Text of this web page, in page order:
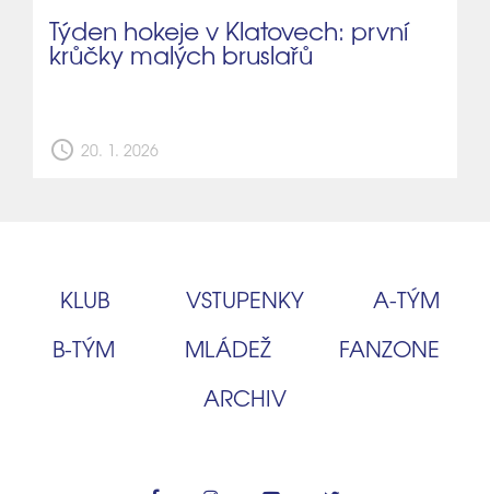
Týden hokeje v Klatovech: první
krůčky malých bruslařů
schedule 20. 1. 2026
KLUB VSTUPENKY
A‑TÝM
B‑TÝM
MLÁDEŽ
FANZONE
ARCHIV